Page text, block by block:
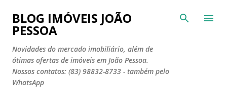
Pular para o conteúdo principal
BLOG IMÓVEIS JOÃO
PESSOA
Novidades do mercado imobiliário, além de
ótimas ofertas de imóveis em João Pessoa.
Nossos contatos: (83) 98832-8733 - também pelo
WhatsApp